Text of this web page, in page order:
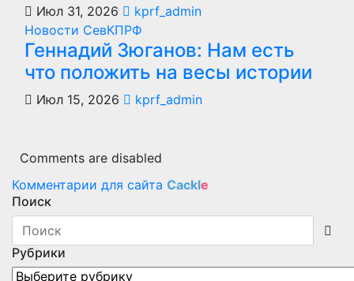
Июл 31, 2026
kprf_admin
Новости СевКПРФ
Геннадий Зюганов: Нам есть
что положить на весы истории
Июл 15, 2026 kprf_admin
Comments are disabled
Комментарии для сайта Cackle
Поиск
Рубрики
Рубрики